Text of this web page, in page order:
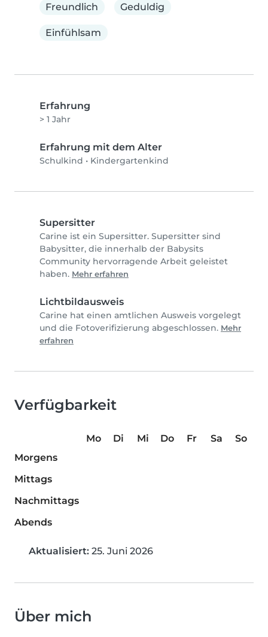
Freundlich
Geduldig
Einfühlsam
Erfahrung
> 1 Jahr
Erfahrung mit dem Alter
Schulkind • Kindergartenkind
Supersitter
Carine ist ein Supersitter. Supersitter sind
Babysitter, die innerhalb der Babysits
Community hervorragende Arbeit geleistet
haben. Mehr erfahren
Lichtbildausweis
Carine hat einen amtlichen Ausweis vorgelegt
und die Fotoverifizierung abgeschlossen. Mehr
erfahren
Verfügbarkeit
Mo Di Mi Do Fr Sa
So
Morgens
Mittags
Nachmittags
Abends
Aktualisiert: 25. Juni 2026
Über mich